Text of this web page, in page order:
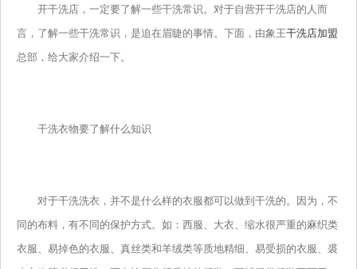
开干洗店，一定要了解一些干洗常识。对于自营开干洗店的人而
言，了解一些干洗常识，是迫在眉睫的事情。下面，由象王干洗店加盟
总部，给大家介绍一下。
干洗衣物要了解什么知识
对于干洗洗衣，并不是什么样的衣服都可以做到干洗的。因为，不
同的布料，有不同的保护方式。如：西服、大衣、缩水很严重的麻织类
衣服、易掉色的衣服、真丝类和羊绒类等质地精细、易受损的衣服、裘